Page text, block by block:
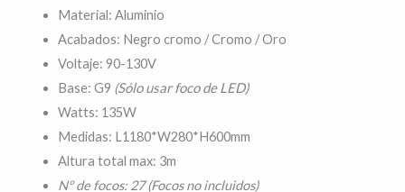
Material: Aluminio
Acabados: Negro cromo / Cromo / Oro
Voltaje: 90-130V
Base: G9 (Sólo usar foco de LED)
Watts: 135W
Medidas: L1180*W280*H600mm
Altura total max: 3m
N° de focos: 27 (Focos no incluidos)